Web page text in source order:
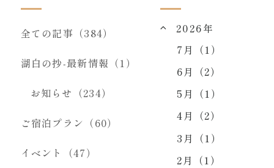
全ての記事（384）
湖白の抄‐最新情報（1）
お知らせ（234）
ご宿泊プラン（60）
イベント（47）
2026年
7月（1）
6月（2）
5月（1）
4月（2）
3月（1）
2月（1）